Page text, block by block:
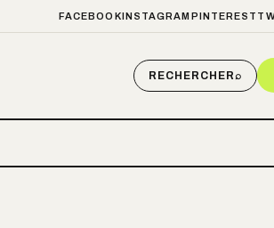
FACEBOOKINSTAGRAM PINTEREST
RECHERCHER⌕